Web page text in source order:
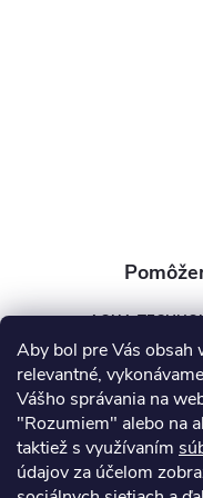
Aby bol pre Vás obsah
relevantné,
Vášho správania na
"Rozumiem" alebo na
taktiež s využívaním
údajov za účelom
AQUA
info